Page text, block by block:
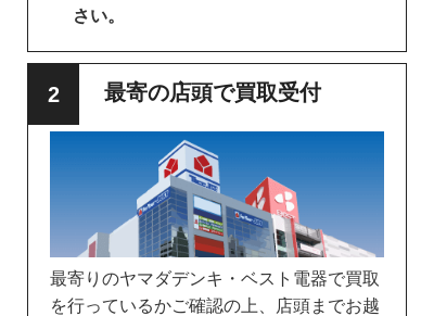
さい。
最寄の店頭で買取受付
最寄りのヤマダデンキ・ベスト電器で買取
を行っているかご確認の上、店頭までお越